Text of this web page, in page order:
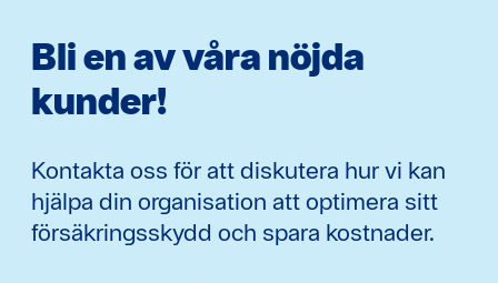
Bli en av våra nöjda
kunder!
Kontakta oss för att diskutera hur vi kan
hjälpa din organisation att optimera sitt
försäkringsskydd och spara kostnader.